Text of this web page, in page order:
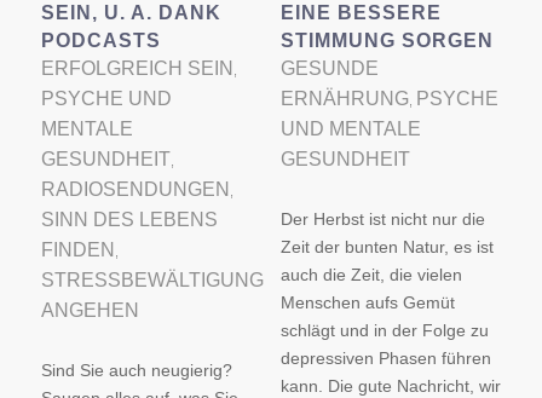
SEIN, U. A. DANK
PODCASTS
ERFOLGREICH SEIN
PSYCHE UND
MENTALE
GESUNDHEIT
RADIOSENDUNGEN
SINN DES LEBENS
FINDEN
STRESSBEWÄLTIGUNG
ANGEHEN
Sind Sie auch neugierig?
EINE BESSERE
STIMMUNG SORGEN
GESUNDE
ERNÄHRUNG,
PSYCHE
UND MENTALE
GESUNDHEIT
Der Herbst ist nicht nur die
Zeit der bunten Natur, es ist
auch die Zeit, die vielen
Menschen aufs Gemüt
schlägt und in der Folge zu
depressiven Phasen führen
kann. Die gute Nachricht, wir